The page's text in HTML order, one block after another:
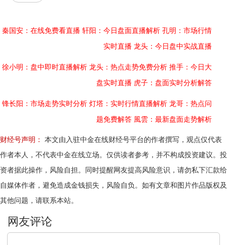
秦国安：在线免费看直播 轩阳：今日盘面直播解析 孔明：市场行情
实时直播 龙头：今日盘中实战直播
徐小明：盘中即时直播解析 龙头：热点走势免费分析 推手：今日大
盘实时直播 虎子：盘面实时分析解答
锋长阳：市场走势实时分析 灯塔：实时行情直播解析 龙哥：热点问
题免费解答 風雲：最新盘面走势解析
财经号声明：
本文由入驻中金在线财经号平台的作者撰写，观点仅代表
作者本人，不代表中金在线立场。仅供读者参考，并不构成投资建议。投
资者据此操作，风险自担。同时提醒网友提高风险意识，请勿私下汇款给
自媒体作者，避免造成金钱损失，风险自负。如有文章和图片作品版权及
其他问题，请联系本站。